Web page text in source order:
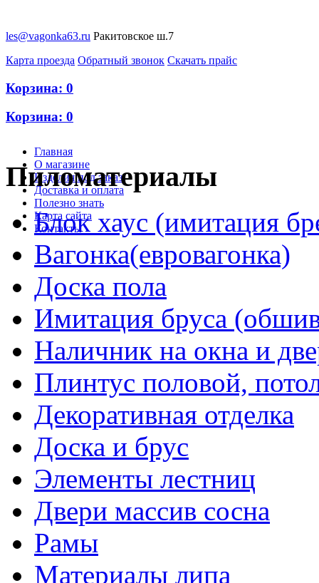
les@vagonka63.ru Ракитовское ш.7
Карта проезда Обратный звонок Скачать прайс
Корзина: 0
Корзина: 0
Главная
О магазине
Изделия под заказ
Доставка и оплата
Полезно знать
Карта сайта
Контакты
Пиломатериалы
Блок хаус (имитация
Вагонка(евровагонка)
Доска пола
Имитация бруса
Наличник на окна и
Плинтус половой,
Декоративная отделка
Доска и брус
Элементы лестниц
Двери массив сосна
Рамы
Материалы липа